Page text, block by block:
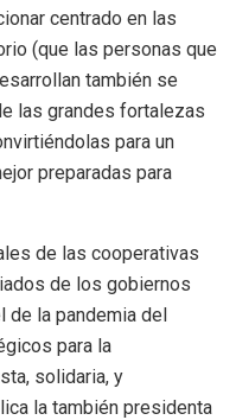
centrado en las
(que las personas que
también se
las grandes fortalezas
para un
preparadas para
de las cooperativas
de los gobiernos
de la pandemia del
para la
solidaria, y
la también presidenta